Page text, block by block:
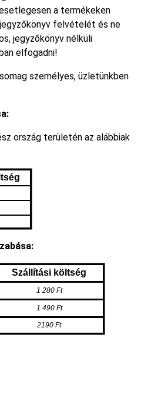
a termékeken
felvételét és ne
jegyzőkönyv nélküli
elfogadni!
személyes, üzletünkben
ország területén az alábbiak
Szállítási költség
1 280 Ft
1 490 Ft
2190 Ft